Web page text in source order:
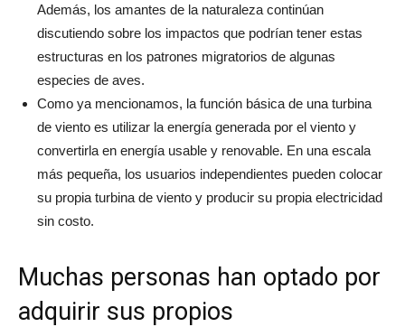
Además, los amantes de la naturaleza continúan
discutiendo sobre los impactos que podrían tener estas
estructuras en los patrones migratorios de algunas
especies de aves.
Como ya mencionamos, la función básica de una turbina
de viento es utilizar la energía generada por el viento y
convertirla en energía usable y renovable. En una escala
más pequeña, los usuarios independientes pueden colocar
su propia turbina de viento y producir su propia electricidad
sin costo.
Muchas personas han optado por
adquirir sus propios